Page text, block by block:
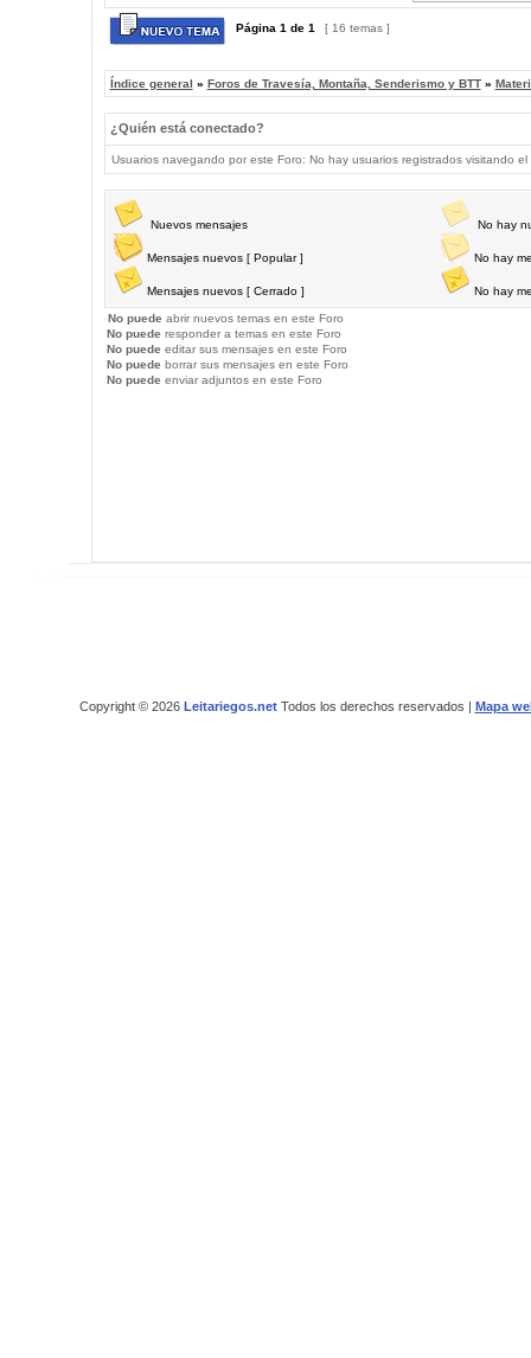
Página 1 de 1 [ 16 temas ]
Índice general » Foros de Travesía, Montaña, Senderismo y BTT»
¿Quién está conectado?
Usuarios navegando por este Foro: No hay usuarios registrados visitando
Nuevos mensajes
Mensajes nuevos [ Popular ]
Mensajes nuevos [ Cerrado ]
No hay
No hay
No hay
No puede abrir nuevos temas en este Foro
No puede responder a temas en este Foro
No puede editar sus mensajes en este Foro
No puede borrar sus mensajes en este Foro
No puede enviar adjuntos en este Foro
Copyright © 2026 Leitariegos.netTodos los derechos reservados | Mapa